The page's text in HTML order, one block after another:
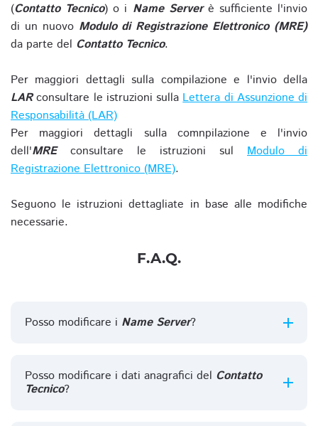
(Contatto Tecnico) o i Name Serverè sufficiente l'invio
di un nuovo Modulo di Registrazione Elettronico (MRE)
da parte del Contatto Tecnico.
Per maggiori dettagli sulla compilazione e l'invio della
LARconsultare le istruzioni sullaLettera di Assunzione di
Responsabilità (LAR)
Per maggiori dettagli sulla comnpilazione e l'invio
dell'MREconsultare le istruzioni sul Modulo di
Registrazione Elettronico (MRE).
Seguono le istruzioni dettagliate in base alle modifiche
necessarie.
F.A.Q.
Posso modificare i Name Server?
Posso modificare i dati anagrafici del Contatto
Tecnico?